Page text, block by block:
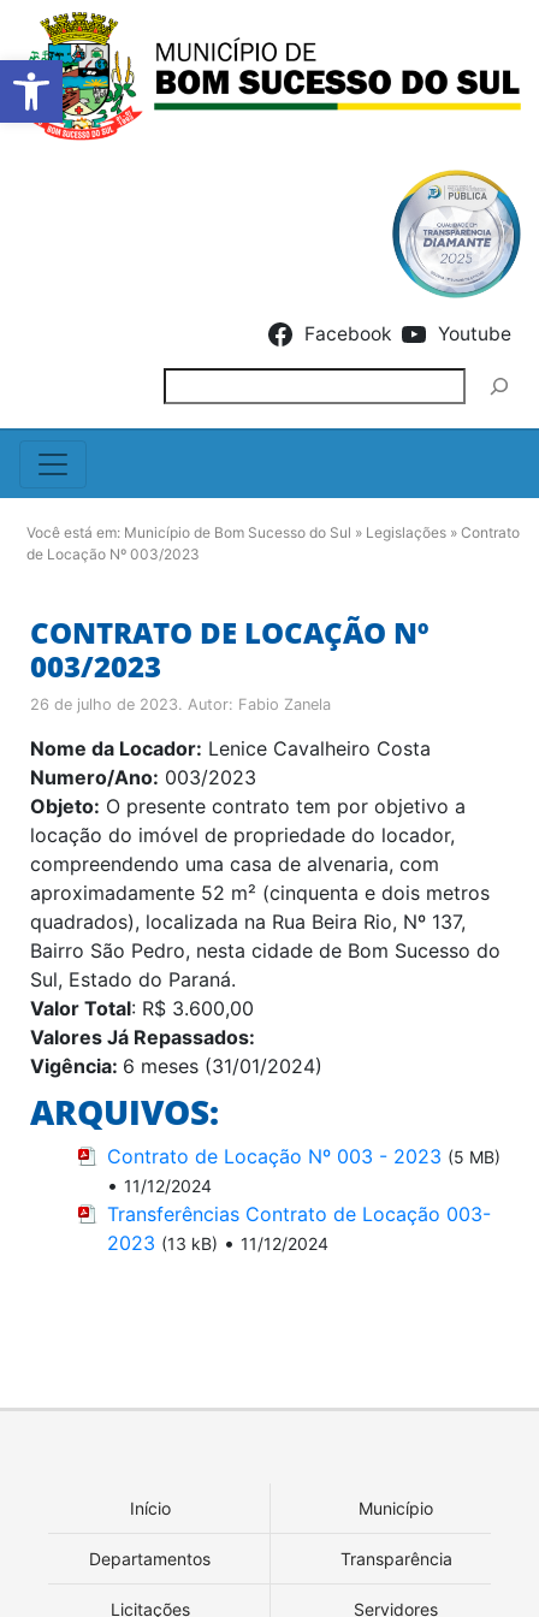
Barra de Ferramentas
Facebook Youtube
Você está em: Município de Bom Sucesso do Sul » Legislações » Contrato
de Locação Nº 003/2023
CONTRATO DE LOCAÇÃO Nº
003/2023
26 de julho de 2023. Autor: Fabio Zanela
Nome da Locador: Lenice Cavalheiro Costa
Numero/Ano: 003/2023
Objeto: O presente contrato tem por objetivo a
locação do imóvel de propriedade do locador,
compreendendo uma casa de alvenaria, com
aproximadamente 52 m² (cinquenta e dois metros
quadrados), localizada na Rua Beira Rio, Nº 137,
Bairro São Pedro, nesta cidade de Bom Sucesso do
Sul, Estado do Paraná.
Valor Total: R$ 3.600,00
Valores Já Repassados:
Vigência: 6 meses (31/01/2024)
ARQUIVOS:
Contrato de Locação Nº 003 - 2023 (5 MB)
• 11/12/2024
Transferências Contrato de Locação 003-
2023 (13 kB) • 11/12/2024
Início Município
Departamentos Transparência
Licitações Servidores